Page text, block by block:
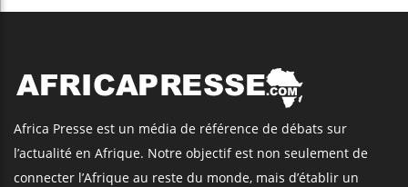
Africa Presse est un média de référence de débats sur
l’actualité en Afrique. Notre objectif est non seulement de
connecter l’Afrique au reste du monde, mais d’établir un